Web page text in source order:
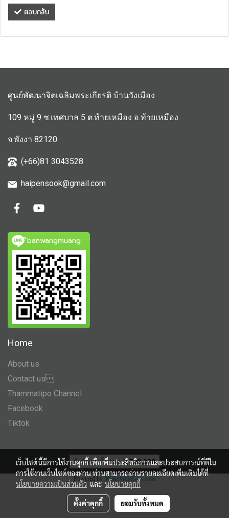
ตอบกลับ
ศูนย์พัฒนาจิตเฉลิมพระเกียรติ บ้านวังเมือง
109 หมู่ 9 ซ.เทศบาล 5 ต.ท้ายเหมือง อ.ท้ายเหมือง
จ.พังงา 82120
(+66)81 3043528
haipensook@gmail.com
ิbanwangmuang
Home
About us
Contact us
Thammatipo Channel
Facebook
Tiktok
ผู้เข้าชมทั้งหมด 2,728,338
Powered byMakeWebEasy.com
เว็บไซต์นี้มีการใช้งานคุกกี้ เพื่อเพิ่มประสิทธิภาพและประสบการณ์ที่ดีใน
การใช้งานเว็บไซต์ของท่าน ท่านสามารถอ่านรายละเอียดเพิ่มเติมได้ที่
นโยบายความเป็นส่วนตัวและ นโยบายคุกกี้
ตั้งค่าคุกกี้ ยอมรับทั้งหมด